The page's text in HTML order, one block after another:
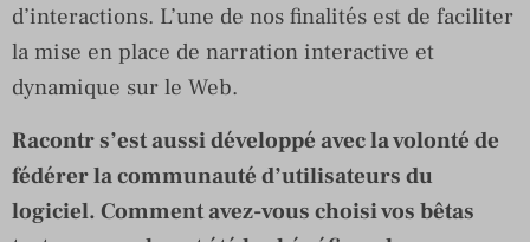
d’interactions. L’une de nos finalités est de faciliter
la mise en place de narration interactive et
dynamique sur le Web.
Racontr s’est aussi développé avec la volonté de
fédérer la communauté d’utilisateurs du
logiciel. Comment avez-vous choisi vos bêtas